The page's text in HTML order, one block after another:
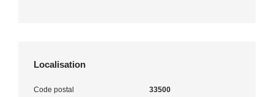
Localisation
Code postal 33500